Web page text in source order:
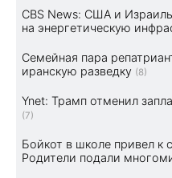
CBS News: США и
на энергетическую
Семейная пара
иранскую разведку (8)
Ynet: Трамп отменил
(7)
Бойкот в школе привел к
Родители подали